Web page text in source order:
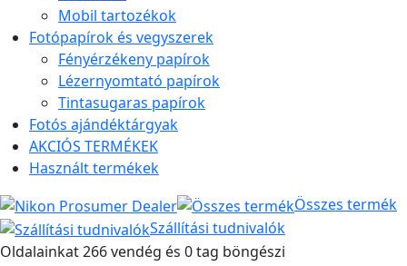
Mobil tartozékok
Fotópapírok és vegyszerek
Fényérzékeny papírok
Lézernyomtató papírok
Tintasugaras papírok
Fotós ajándéktárgyak
AKCIÓS TERMÉKEK
Használt termékek
Összes termék
Szállítási tudnivalók
Oldalainkat 266 vendég és 0 tag böngészi